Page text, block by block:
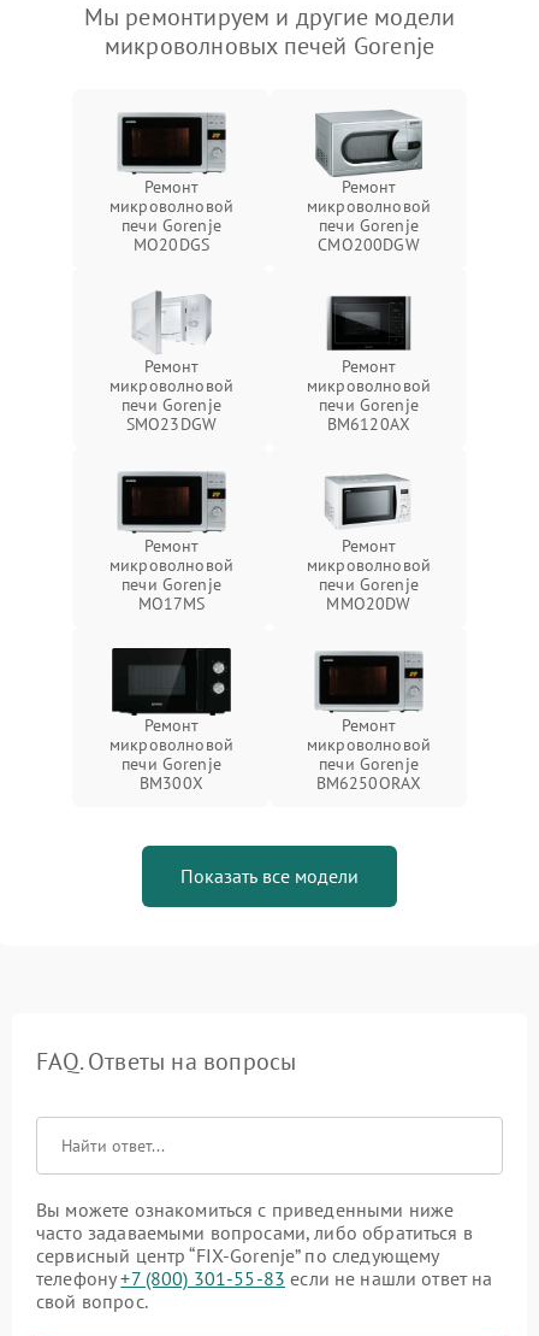
Мы ремонтируем и другие модели
микроволновых печей Gorenje
Ремонт
микроволновой
печи Gorenje
MO20DGS
Ремонт
микроволновой
печи Gorenje
CMO200DGW
Ремонт
микроволновой
печи Gorenje
SMO23DGW
Ремонт
микроволновой
печи Gorenje
BM6120AX
Ремонт
микроволновой
печи Gorenje
MO17MS
Ремонт
микроволновой
печи Gorenje
MMO20DW
Ремонт
микроволновой
печи Gorenje
BM300X
Ремонт
микроволновой
печи Gorenje
BM6250ORAX
Показать все модели
FAQ. Ответы на вопросы
Вы можете ознакомиться с приведенными ниже
часто задаваемыми вопросами, либо обратиться в
сервисный центр “FIX-Gorenje” по следующему
телефону+7 (800) 301-55-83 если не нашли ответ на
свой вопрос.